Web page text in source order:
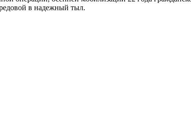
в надежный тыл.